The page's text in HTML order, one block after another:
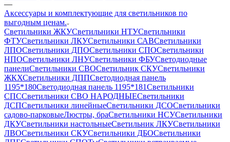
—
Аксессуары и комплектующие для светильников по
выгодным ценам.
Светильники ЖКУСветильники НТУСветильники
ФТУСветильники ЛКУСветильники САВСветильники
ЛПОСветильники ДПОСветильники СПОСветильники
НПОСветильники ЛНУСветильники ФБУСветодиодные
панелиСветильники СВОСветильник СКУСветильники
ЖКХСветильники ДППСветодиодная панель
1195*180Светодиодная панель 1195*181Светильники
СПССветильники СВО НАРОДНЫЕСветильники
ДСПСветильники линейныеСветильники ДСОСветильники
садово-парковыеЛюстры, браСветильники НСУСветильники
ДКУСветильники настольныеСветильник ЛКУСветильники
ЛВОСветильники СКУСветильники ДБОСветильники